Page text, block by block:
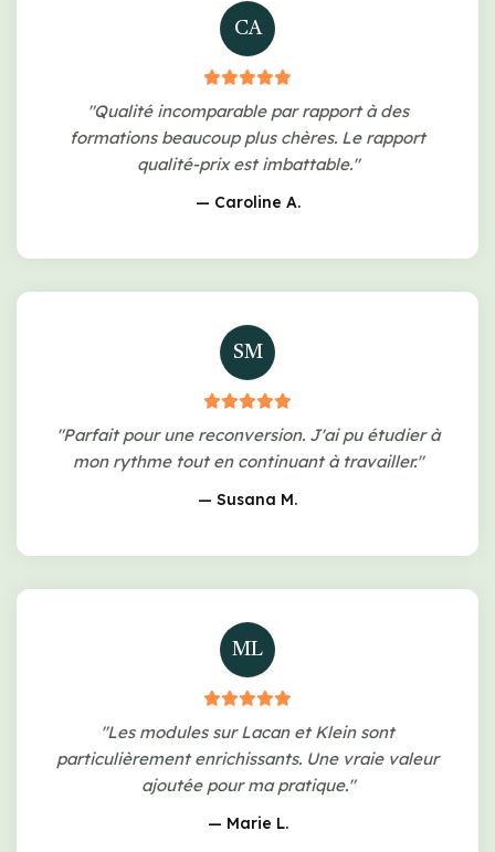
CA
"Qualité incomparable par rapport à des
formations beaucoup plus chères. Le rapport
qualité-prix est imbattable."
— Caroline A.
SM
"Parfait pour une reconversion. J'ai pu étudier à
mon rythme tout en continuant à travailler."
— Susana M.
ML
"Les modules sur Lacan et Klein sont
particulièrement enrichissants. Une vraie valeur
ajoutée pour ma pratique."
— Marie L.